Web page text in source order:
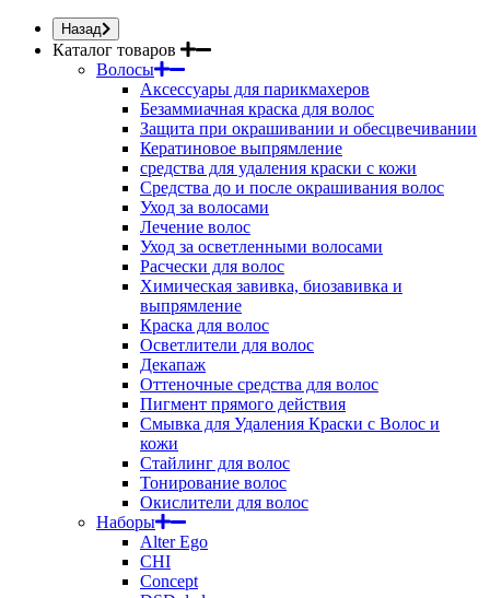
Назад
Каталог товаров
Волосы
Аксессуары для парикмахеров
Безаммиачная краска для волос
Защита при окрашивании и обесцвечивании
Кератиновое выпрямление
средства для удаления краски с кожи
Средства до и после окрашивания волос
Уход за волосами
Лечение волос
Уход за осветленными волосами
Расчески для волос
Химическая завивка, биозавивка и
выпрямление
Краска для волос
Осветлители для волос
Декапаж
Оттеночные средства для волос
Пигмент прямого действия
Смывка для Удаления Краски с Волос и
кожи
Стайлинг для волос
Тонирование волос
Окислители для волос
Наборы
Alter Ego
CHI
Concept